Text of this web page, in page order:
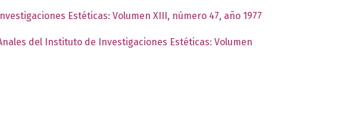
Estéticas: Volumen XIII, número 47, año 1977
del Instituto de Investigaciones Estéticas: Volumen